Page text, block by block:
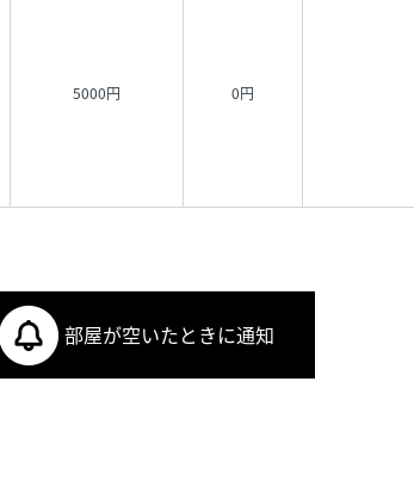
5000円 0円
部屋が空いたときに通知